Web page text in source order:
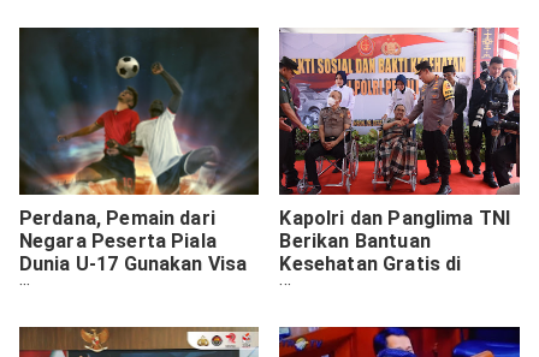
Perdana, Pemain dari
Negara Peserta Piala
Dunia U-17 Gunakan Visa
Olahraga untuk Masuk
Kapolri dan Panglima TNI
Berikan Bantuan
Kesehatan Gratis di
Maluku